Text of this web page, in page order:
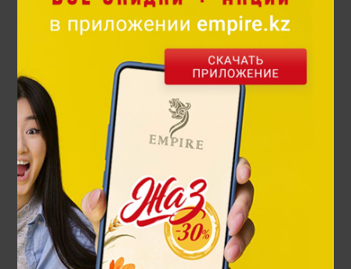
Чайный сервиз Астана на 6 персон
179 900 ₸